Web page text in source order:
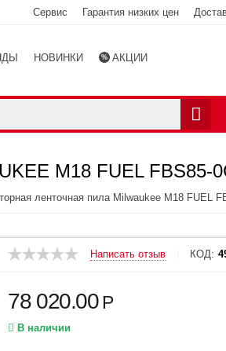
Сервис Гарантия низких цен
НОВИНКИ АКЦИИ
M18 FUEL FBS85-
ленточная пила Milwaukee M18 FUEL
Написать отзыв КОД:
78 020.00 Р
В наличии